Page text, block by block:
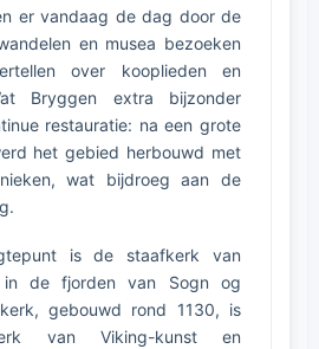
er vandaag de dag door de
en musea bezoeken
over kooplieden en
Bryggen extra bijzonder
restauratie: na een grote
het gebied herbouwd met
wat bijdroeg aan de
is de staafkerk van
in de fjorden van Sogn og
gebouwd rond 1130, is
van Viking-kunst en